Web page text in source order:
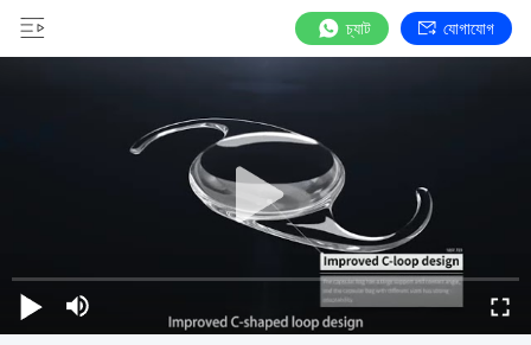
চ্যাট যোগাযোগ